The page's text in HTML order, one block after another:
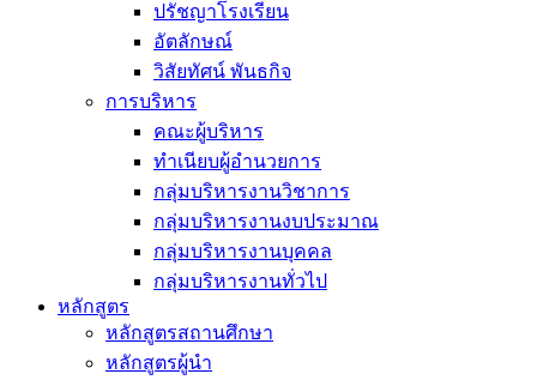
ปรัชญาโรงเรียน
อัตลักษณ์
วิสัยทัศน์ พันธกิจ
การบริหาร
คณะผู้บริหาร
ทำเนียบผู้อำนวยการ
กลุ่มบริหารงานวิชาการ
กลุ่มบริหารงานงบประมาณ
กลุ่มบริหารงานบุคคล
กลุ่มบริหารงานทั่วไป
หลักสูตร
หลักสูตรสถานศึกษา
หลักสูตรผู้นำ